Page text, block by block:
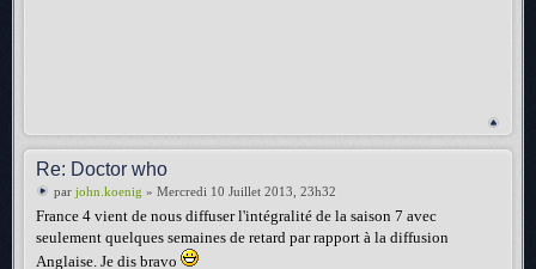
Re: Doctor who
par john.koenig » Mercredi 10 Juillet 2013, 23h32
France 4 vient de nous diffuser l'intégralité de la saison 7 avec
seulement quelques semaines de retard par rapport à la diffusion
Anglaise. Je dis bravo